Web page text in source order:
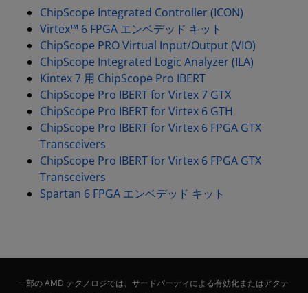
ChipScope Integrated Controller (ICON)
Virtex™ 6 FPGA エンベデッド キット
ChipScope PRO Virtual Input/Output (VIO)
ChipScope Integrated Logic Analyzer (ILA)
Kintex 7 用 ChipScope Pro IBERT
ChipScope Pro IBERT for Virtex 7 GTX
ChipScope Pro IBERT for Virtex 6 GTH
ChipScope Pro IBERT for Virtex 6 FPGA GTX
Transceivers
ChipScope Pro IBERT for Virtex 6 FPGA GTX
Transceivers
Spartan 6 FPGA エンベデッド キット
一部の AMD テクノロジでは、サードパーティによる有効化またはアクテ